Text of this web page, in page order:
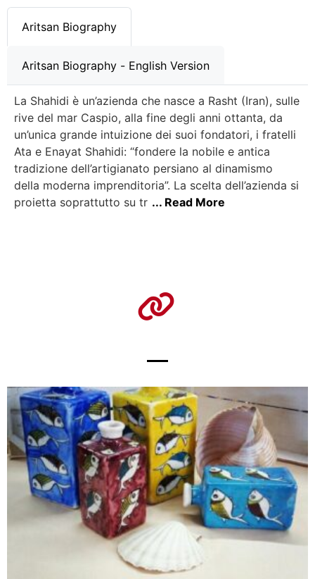
Aritsan Biography
Aritsan Biography - English Version
La Shahidi è un’azienda che nasce a Rasht (Iran), sulle
rive del mar Caspio, alla fine degli anni ottanta, da
un’unica grande intuizione dei suoi fondatori, i fratelli
Ata e Enayat Shahidi: “fondere la nobile e antica
tradizione dell’artigianato persiano al dinamismo
della moderna imprenditoria”. La scelta dell’azienda si
proietta soprattutto su tr ... Read More